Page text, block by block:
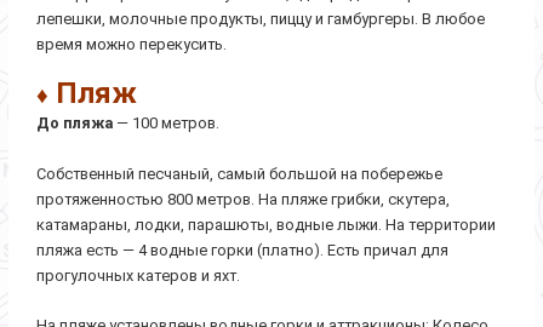
лепешки, молочные продукты, пиццу и гамбургеры. В любое
время можно перекусить.
♦ Пляж
До пляжа— 100 метров.
Собственный песчаный, самый большой на побережье
протяженностью 800 метров. На пляже грибки, скутера,
катамараны, лодки, парашюты, водные лыжи. На территории
пляжа есть — 4 водные горки (платно). Есть причал для
прогулочных катеров и яхт.